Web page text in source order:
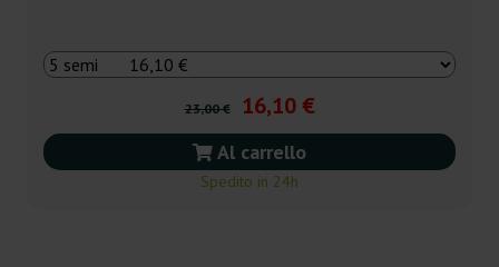
23,00 € 16,10 €
Al carrello
Spedito in 24h